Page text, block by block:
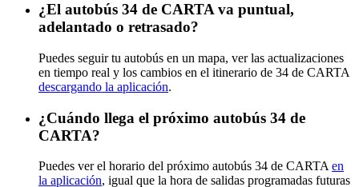
¿El autobús 34 de CARTA va puntual,
adelantado o retrasado?
Puedes seguir tu autobús en un mapa, ver las actualizaciones
en tiempo real y los cambios en el itinerario de 34 de CARTA
descargando la aplicación.
¿Cuándo llega el próximo autobús 34 de
CARTA?
Puedes ver el horario del próximo autobús 34 de CARTA en
la aplicación, igual que la hora de salidas programadas futuras